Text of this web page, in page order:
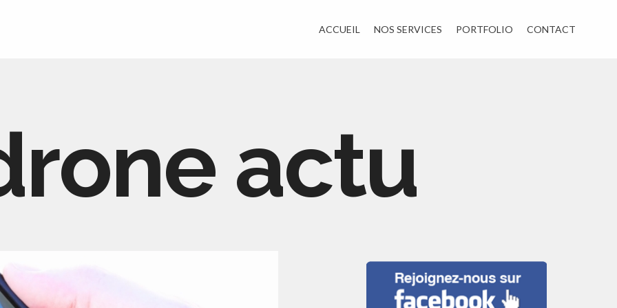
ACCUEIL NOS SERVICES PORTFOLIO CONTACT
actu